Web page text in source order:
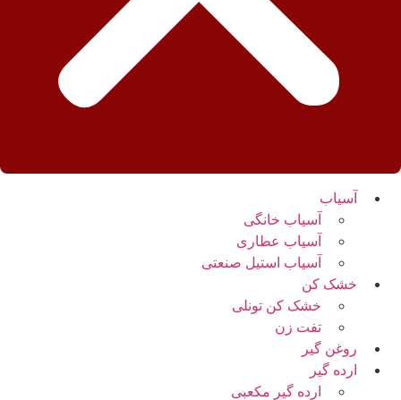
آسیاب
آسیاب خانگی
آسیاب عطاری
آسیاب استیل صنعتی
خشک کن
خشک کن تونلی
تفت زن
روغن گیر
ارده گیر
ارده گیر مکعبی